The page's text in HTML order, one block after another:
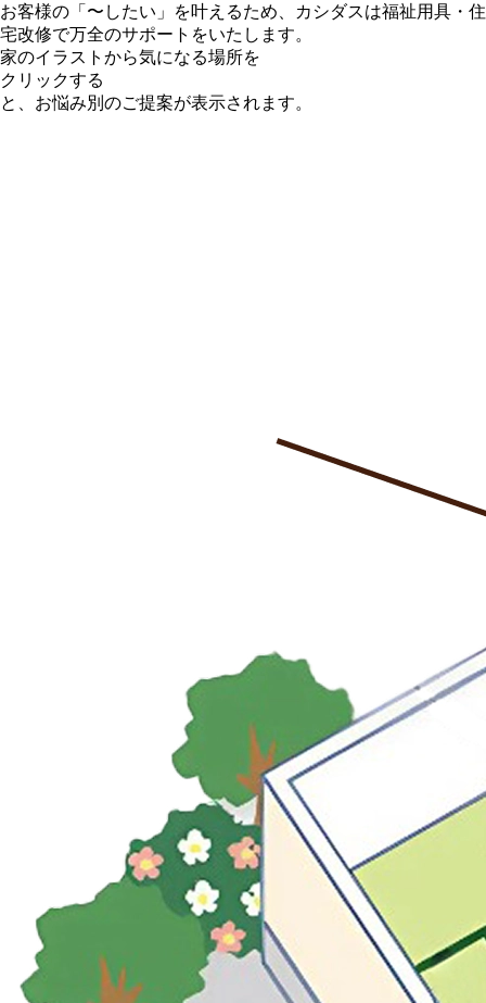
お客様の「〜したい」を叶えるため、カシダスは福祉用具・住
宅改修で万全のサポートをいたします。
家のイラストから気になる場所を
クリックする
と、お悩み別のご提案が表示されます。